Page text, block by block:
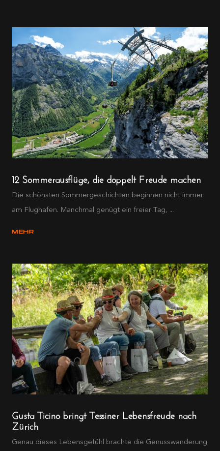
12 Sommerausflüge, die doppelt Freude machen
Die schönsten Sommergeschichten beginnen nicht immer
am Flughafen. Manchmal genügt ein freier Tag, ...
MEHR
Gusta Ticino bringt Tessiner Lebensfreude nach
Zürich
Genau dieses Lebensgefühl brachte die Genusswanderung